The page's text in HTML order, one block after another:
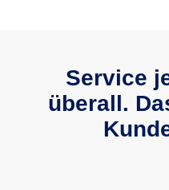
Service
überall.